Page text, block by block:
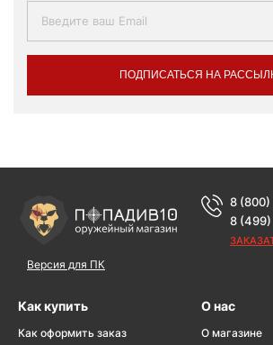
ПОДПИСАТЬСЯ НА
Версия для ПК
8 (800)
8 (499)
Как купить
Как оформить заказ
О нас
О магазине